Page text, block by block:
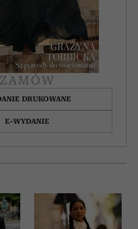
lub uzyskanymi podczas
ZAMÓW
DRUKOWANE
E-WYDANIE